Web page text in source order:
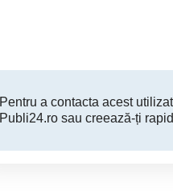
Pentru a contacta acest
Publi24.ro sau creează-ți